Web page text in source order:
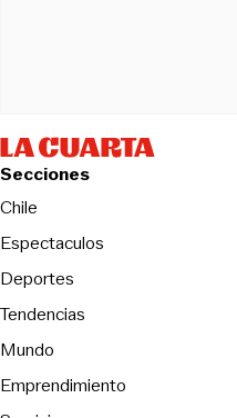
Secciones
Chile
Espectaculos
Deportes
Tendencias
Mundo
Emprendimiento